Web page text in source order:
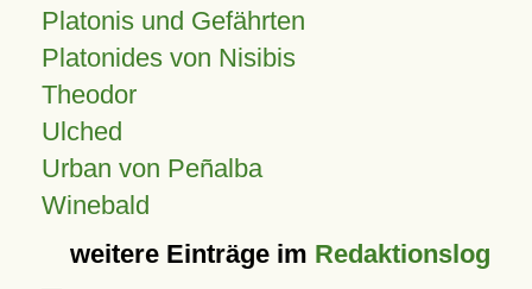
Platonis und Gefährten
Platonides von Nisibis
Theodor
Ulched
Urban von Peñalba
Winebald
weitere Einträge im Redaktionslog